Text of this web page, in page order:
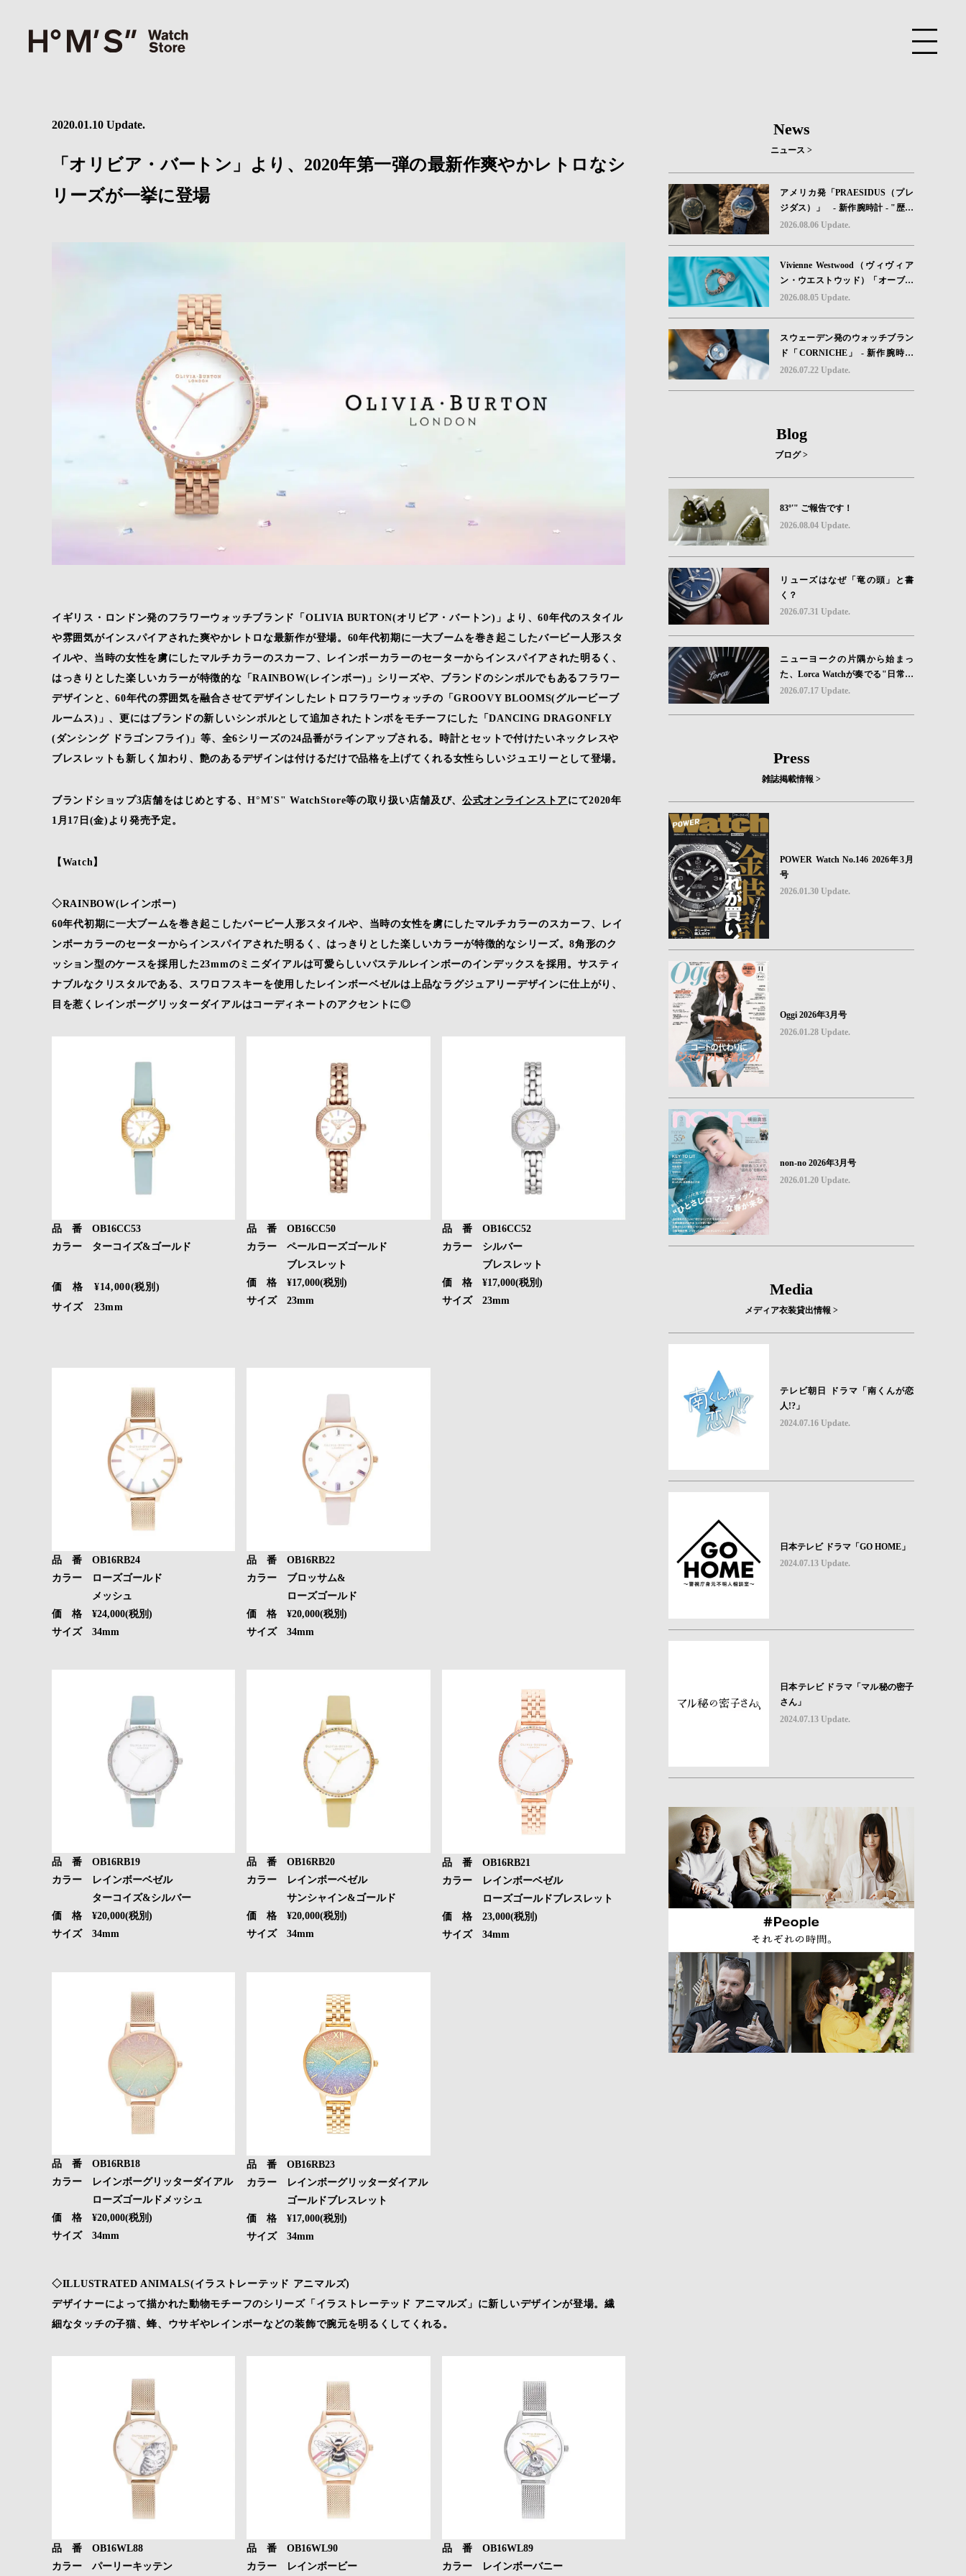
2020.01.10 Update.
「オリビア・バートン」より、2020年第一弾の最新作爽やかレトロなシ
リーズが一挙に登場
イギリス・ロンドン発のフラワーウォッチブランド「OLIVIA BURTON(オリビア・バートン)」より、60年代のスタイル
や雰囲気がインスパイアされた爽やかレトロな最新作が登場。60年代初期に一大ブームを巻き起こしたバービー人形スタ
イルや、当時の女性を虜にしたマルチカラーのスカーフ、レインボーカラーのセーターからインスパイアされた明るく、
はっきりとした楽しいカラーが特徴的な「RAINBOW(レインボー)」シリーズや、ブランドのシンボルでもあるフラワー
デザインと、60年代の雰囲気を融合させてデザインしたレトロフラワーウォッチの「GROOVY BLOOMS(グルービーブ
ルームス)」、更にはブランドの新しいシンボルとして追加されたトンボをモチーフにした「DANCING DRAGONFLY
(ダンシング ドラゴンフライ)」等、全6シリーズの24品番がラインアップされる。時計とセットで付けたいネックレスや
ブレスレットも新しく加わり、艶のあるデザインは付けるだけで品格を上げてくれる女性らしいジュエリーとして登場。
ブランドショップ3店舗をはじめとする、H°M'S" WatchStore等の取り扱い店舗及び、 公式オンラインストアにて2020年
1月17日(金)より発売予定。
【Watch】
◇RAINBOW(レインボー)
60年代初期に一大ブームを巻き起こしたバービー人形スタイルや、当時の女性を虜にしたマルチカラーのスカーフ、レイ
ンボーカラーのセーターからインスパイアされた明るく、はっきりとした楽しいカラーが特徴的なシリーズ。8角形のク
ッション型のケースを採用した23mmのミニダイアルは可愛らしいパステルレインボーのインデックスを採用。サスティ
ナブルなクリスタルである、スワロフスキーを使用したレインボーベゼルは上品なラグジュアリーデザインに仕上がり、
目を惹くレインボーグリッターダイアルはコーディネートのアクセントに◎
品 番 OB16CC53
カラー ターコイズ&ゴールド
価 格 ¥14,000(税別)
サイズ 23mm
品 番 OB16CC50
カラー ペールローズゴールド
ブレスレット
価 格 ¥17,000(税別)
サイズ 23mm
品 番 OB16CC52
カラー シルバー
ブレスレット
価 格 ¥17,000(税別)
サイズ 23mm
品 番 OB16RB24
カラー ローズゴールド
メッシュ
価 格 ¥24,000(税別)
サイズ 34mm
品 番 OB16RB22
カラー ブロッサム&
ローズゴールド
価 格 ¥20,000(税別)
サイズ 34mm
品 番 OB16RB19
カラー レインボーベゼル
ターコイズ&シルバー
価 格 ¥20,000(税別)
サイズ 34mm
品 番 OB16RB20
カラー レインボーベゼル
サンシャイン&ゴールド
価 格 ¥20,000(税別)
サイズ 34mm
品 番 OB16RB21
カラー レインボーベゼル
ローズゴールドブレスレット
価 格 23,000(税別)
サイズ 34mm
品 番 OB16RB18
カラー レインボーグリッターダイアル
ローズゴールドメッシュ
価 格 ¥20,000(税別)
サイズ 34mm
品 番 OB16RB23
カラー レインボーグリッターダイアル
ゴールドブレスレット
価 格 ¥17,000(税別)
サイズ 34mm
◇ILLUSTRATED ANIMALS(イラストレーテッド アニマルズ)
デザイナーによって描かれた動物モチーフのシリーズ「イラストレーテッド アニマルズ」に新しいデザインが登場。繊
細なタッチの子猫、蜂、ウサギやレインボーなどの装飾で腕元を明るくしてくれる。
品 番 OB16WL88
カラー パーリーキッテン
品 番 OB16WL90
カラー レインボービー
品 番 OB16WL89
カラー レインボーバニー
News
ニュース >
アメリカ発「PRAESIDUS（プレ
ジダス）」 - 新作腕時計 - "歴史
を身に着ける“ -戦場を駆け抜けた
字盤に閉じ込めた「A-11」コレク
ション2種類が発売。
2026.08.06 Update.
Vivienne Westwood（ヴィヴィア
ン・ウエストウッド）「オーブボ
タン」コレクションに、⽇本限定
2026.08.05 Update.
スウェーデン発のウォッチブラン
ド「CORNICHE」 - 新作腕時計
地中海の夏を映す、爽やかなブル
2026.07.22 Update.
Blog
ブログ >
83º'" ご報告です！
2026.08.04 Update.
リューズはなぜ「竜の頭」と書
く？
2026.07.31 Update.
ニューヨークの片隅から始まっ
た、Lorca Watchが奏でる"日常の
ロマン"｜Brand Picks #08
2026.07.17 Update.
Press
雑誌掲載情報 >
POWER Watch No.146 2026年3月
号
2026.01.30 Update.
Oggi 2026年3月号
2026.01.28 Update.
non-no 2026年3月号
2026.01.20 Update.
Media
メディア衣装貸出情報 >
テレビ朝日 ドラマ「南くんが恋
人!?」
2024.07.16 Update.
日本テレビ ドラマ「GO HOME」
2024.07.13 Update.
日本テレビ ドラマ「マル秘の密子
さん」
2024.07.13 Update.